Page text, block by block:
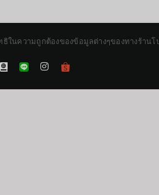
นความถูกต้องของข้อมูลต่างๆของทางร้าน
Blogger
LINE
Instagram
Shopee